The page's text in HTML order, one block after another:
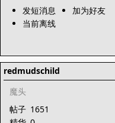
发短消息
加为好友
当前离线
redmudschild
魔头
帖子 1651